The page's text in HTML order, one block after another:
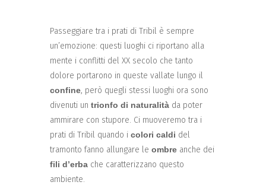
Passeggiare tra i prati di Tribil è sempre
un’emozione: questi luoghi ci riportano alla
mente i conflitti del XX secolo che tanto
dolore portarono in queste vallate lungo il
confine, però quegli stessi luoghi ora sono
divenuti un trionfo di naturalità da poter
ammirare con stupore. Ci muoveremo tra i
prati di Tribil quando i colori caldi del
tramonto fanno allungare le ombre anche dei
fili d’erba che caratterizzano questo
ambiente.